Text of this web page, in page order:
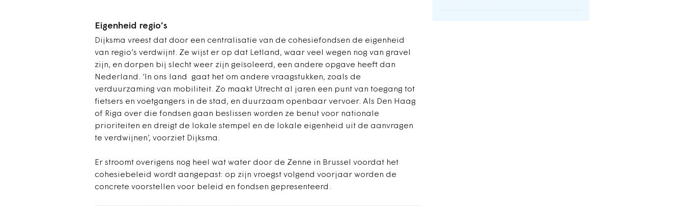
Eigenheid regio’s
Dijksma vreest dat door een centralisatie van de cohesiefondsen de eigenheid
van regio’s verdwijnt. Ze wijst er op dat Letland, waar veel wegen nog van gravel
zijn, en dorpen bij slecht weer zijn geïsoleerd, een andere opgave heeft dan
Nederland. ‘In ons land gaat het om andere vraagstukken, zoals de
verduurzaming van mobiliteit. Zo maakt Utrecht al jaren een punt van toegang tot
fietsers en voetgangers in de stad, en duurzaam openbaar vervoer. Als Den Haag
of Riga over die fondsen gaan beslissen worden ze benut voor nationale
prioriteiten en dreigt de lokale stempel en de lokale eigenheid uit de aanvragen
te verdwijnen’, voorziet Dijksma.
Er stroomt overigens nog heel wat water door de Zenne in Brussel voordat het
cohesiebeleid wordt aangepast: op zijn vroegst volgend voorjaar worden de
concrete voorstellen voor beleid en fondsen gepresenteerd.